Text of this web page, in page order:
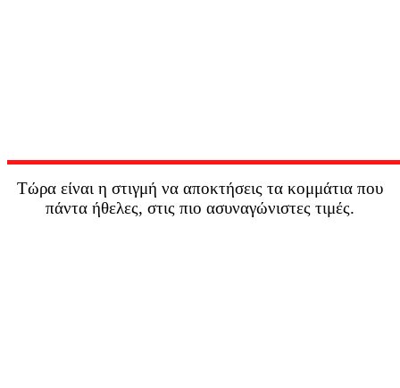
Τώρα είναι η στιγμή να αποκτήσεις τα κομμάτια που
πάντα ήθελες, στις πιο ασυναγώνιστες τιμές.